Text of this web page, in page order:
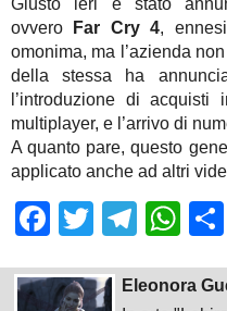
Giusto ieri è stato
ovvero
Far Cry 4,
omonima, ma l’azienda
della stessa ha
l’introduzione di acquisti
multiplayer, e l’arrivo di
A quanto pare, questo
applicato anche ad altri
Facebook
Twitter
Eleonora